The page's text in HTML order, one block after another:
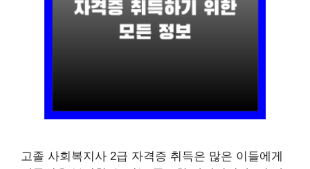
고졸 사회복지사 2급 자격증 취득은 많은 이들에게